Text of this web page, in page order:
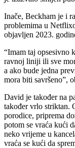
Inače, Beckham je i
problemima u
objavljen 2023.
“Imam taj opsesivno
ravnoj liniji ili sve
a ako bude jedna
mora biti savršeno”,
David je također na
također vrlo striktan.
porodice, priprema
potom se vraća kući
neko vrijeme u
vraća se kući da